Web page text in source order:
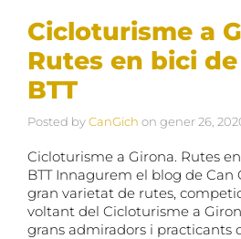
Cicloturisme a
Rutes en bici
BTT
Posted byCanGich on gener 26,
Cicloturisme a Girona. Rutes
BTT Innagurem el blog de Can
gran varietat de rutes,
voltant del Cicloturisme a
grans admiradors i practicants